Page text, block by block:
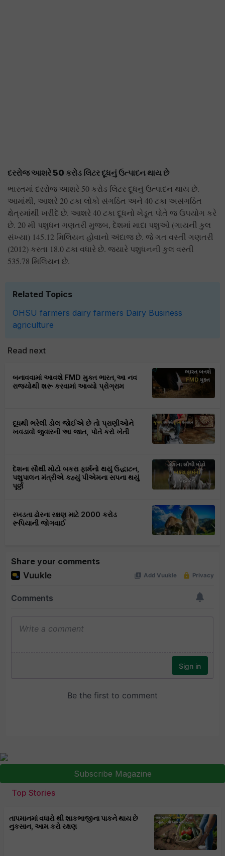
દરરોજ આશરે 50 કરોડ લિટર દૂધનું ઉત્પાદન થાય છે
ભારતમાં દરરોજ આશરે 50 કરોડ લિટર દૂધનું ઉત્પાદન થાય છે.
આમાંથી, આશરે 20 ટકા લોકો સંગઠિત અને 40 ટકા અસંગઠિત
ક્ષેત્રમાંથી ખરીદે છે. આશરે 40 ટકા દૂધનો ખેડૂત પોતે જ ઉપયોગ કરે
છે. 20 મી પશુધન ગણતરી મુજબ, દેશમાં માદા પશુઓ (ગાયની કુલ
સંખ્યા) 145.12 મિલિયન હોવાનો અંદાજ છે. જે ગત વસ્તી ગણતરી
(2012) કરતા 18.0 ટકા વધારે છે. જ્યારે પશુધનની કુલ વસ્તી
535.78 મિલિયન છે.
Related Topics
OHSU farmers dairy farmers Dairy Business
agriculture
Read next
બનાવવામાં આવશે FMD મુક્ત ભારત,આ નવ
રાજ્યોથી શરૂ કરવામાં આવ્યો પ્રોગ્રામ
દૂધથી ભરેલી ડોલ જોઈએ છે તો પ્રાણીઓને
ખવડાવો જુવારની આ જાત, પોતે કરો ખેતી
દેશના સૌથી મોટો બકરા ફાર્મનો થયું ઉદ્ધાટન,
પશુપાલન મંત્રીએ કહ્યું પીએમના સપના થયું
પૂર્ણ
રખડતા ઢોરના રક્ષણ માટે 2000 કરોડ
રૂપિયાની જોગવાઈ
Share your comments
Subscribe Magazine
Top Stories
તાપમાનમાં વધારો થી શાકભાજીના પાકને થાય છે
નુકસાન, આમ કરો રક્ષણ